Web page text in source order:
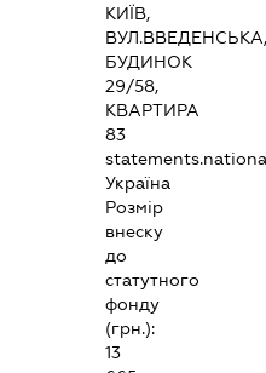
КИЇВ,
ВУЛ.ВВЕДЕНСЬКА,
БУДИНОК
29/58,
КВАРТИРА
83
Україна
Розмір
внеску
до
статутного
фонду
(грн.):
13